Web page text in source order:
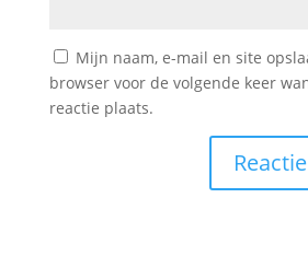
Mijn naam, e-mail en site
browser voor de volgende keer
reactie plaats.